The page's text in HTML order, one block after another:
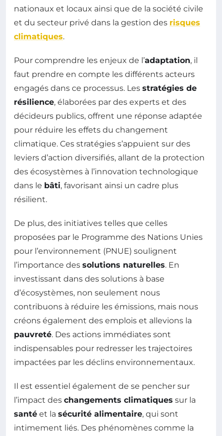
nationaux et locaux ainsi que de la société civile
et du secteur privé dans la gestion des risques
climatiques.
Pour comprendre les enjeux de l’adaptation, il
faut prendre en compte les différents acteurs
engagés dans ce processus. Les stratégies de
résilience, élaborées par des experts et des
décideurs publics, offrent une réponse adaptée
pour réduire les effets du changement
climatique. Ces stratégies s’appuient sur des
leviers d’action diversifiés, allant de la protection
des écosystèmes à l’innovation technologique
dans le bâti, favorisant ainsi un cadre plus
résilient.
De plus, des initiatives telles que celles
proposées par le Programme des Nations Unies
pour l’environnement (PNUE) soulignent
l’importance des solutions naturelles. En
investissant dans des solutions à base
d’écosystèmes, non seulement nous
contribuons à réduire les émissions, mais nous
créons également des emplois et allevions la
pauvreté. Des actions immédiates sont
indispensables pour redresser les trajectoires
impactées par les déclins environnementaux.
Il est essentiel également de se pencher sur
l’impact des changements climatiques sur la
santé et la sécurité alimentaire, qui sont
intimement liés. Des phénomènes comme la